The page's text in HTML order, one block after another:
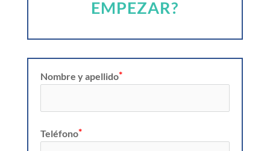
EMPEZAR?
Nombre y apellido
Teléfono